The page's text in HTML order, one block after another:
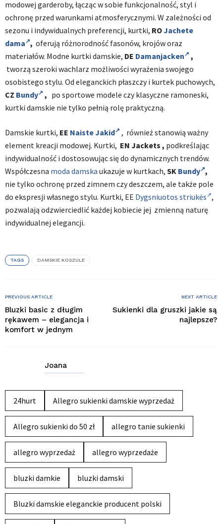
modowej garderoby, łącząc w sobie funkcjonalność, styl i
ochronę przed warunkami atmosferycznymi. W zależności od
sezonu i indywidualnych preferencji, kurtki, ROJachete
dama , oferują różnorodność fasonów, krojów oraz
materiałów. Modne kurtki damskie, DE Damanjacken
,
tworzą szeroki wachlarz możliwości wyrażenia swojego
osobistego stylu. Od eleganckich płaszczy i kurtek puchowych,
CZ Bundy , po sportowe modele czy klasyczne ramoneski,
kurtki damskie nie tylko pełnią rolę praktyczną.
Damskie kurtki, EE Naiste Jakid
, również stanowią ważny
element kreacji modowej. Kurtki, EN Jackets , podkreślając
indywidualność i dostosowując się do dynamicznych trendów.
Współczesna moda damska ukazuje w kurtkach, SK Bundy ,
nie tylko ochronę przed zimnem czy deszczem, ale także pole
do ekspresji własnego stylu. Kurtki, EE Dygsniuotos striukės ,
pozwalają odzwierciedlić każdej kobiecie jej zmienną naturę
indywidualnej elegancji.
TAGS DAMSKIE KOSZULE
PREVIOUS ARTICLE
Bluzki basic z długim
rękawem – elegancja i
komfort w jednym
NEXT ARTICLE
Sukienki dla gruszki jakie są
najlepsze?
Joana
24hurt Allegro sukienki damskie wyprzedaż
Allegro sukienki do 50 zł allegro tanie sukienki
allegro wyprzedaż allegro wyprzedaże
bluzki damkie bluzki damski
Bluzki damskie eleganckie producent polski